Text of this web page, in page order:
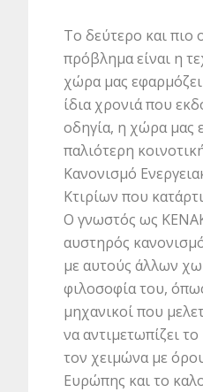
Το δεύτερο και πιο
πρόβλημα είναι η
χώρα μας
ίδια χρονιά που
οδηγία, η χώρα μας
παλιότερη
Κανονισμό
Κτιρίων που
Ο γνωστός ως
αυστηρός
με αυτούς άλλων
φιλοσοφία του,
μηχανικοί που
να αντιμετωπίζει
τον χειμώνα με
Ευρώπης και το